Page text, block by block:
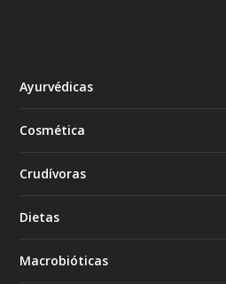
Ayurvédicas
Cosmética
Crudívoras
Dietas
Macrobióticas